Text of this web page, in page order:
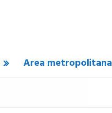
Area metropolitana